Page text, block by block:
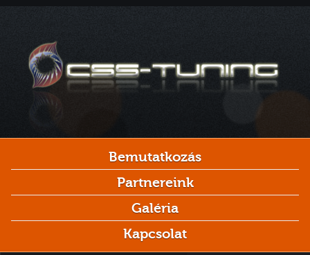
Bemutatkozás
Partnereink
Galéria
Kapcsolat